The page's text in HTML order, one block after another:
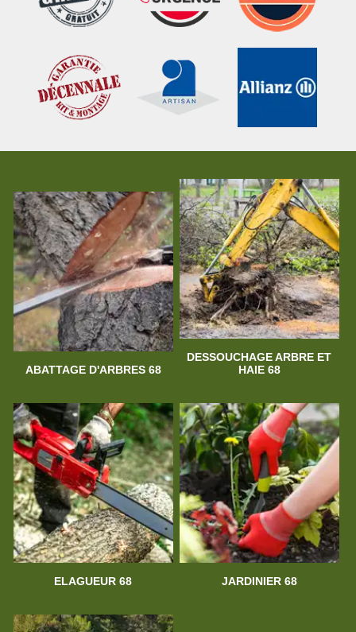
ABATTAGE D'ARBRES 68
DESSOUCHAGE ARBRE ET
HAIE 68
ELAGUEUR 68 JARDINIER 68